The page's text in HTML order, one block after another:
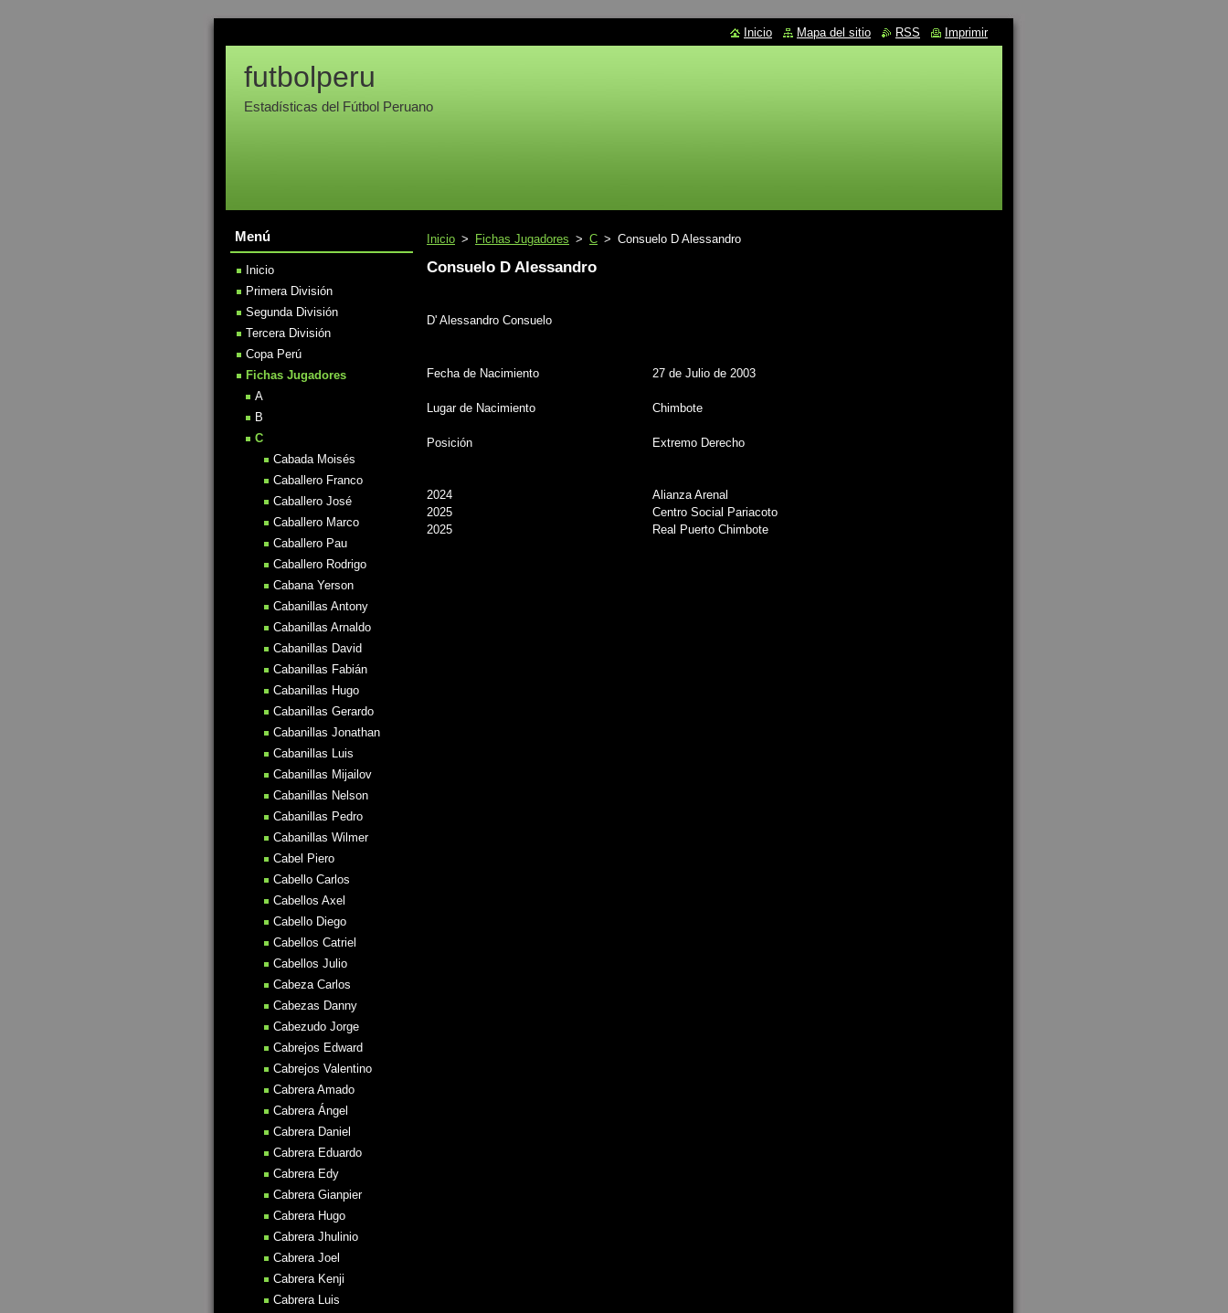
futbolperu
Estadísticas del Fútbol Peruano
Inicio > Fichas Jugadores > C > Consuelo D Alessandro
Consuelo D Alessandro
D' Alessandro Consuelo
Fecha de Nacimiento 27 de Julio de 2003
Lugar de Nacimiento Chimbote
Posición Extremo Derecho
2024
Alianza Arenal
2025
Centro Social Pariacoto
2025
Real Puerto Chimbote
Menú
Inicio
Primera División
Segunda División
Tercera División
Copa Perú
Fichas Jugadores
A
B
C
Cabada Moisés
Caballero Franco
Caballero José
Caballero Marco
Caballero Pau
Caballero Rodrigo
Cabana Yerson
Cabanillas Antony
Cabanillas Arnaldo
Cabanillas David
Cabanillas Fabián
Cabanillas Hugo
Cabanillas Gerardo
Cabanillas Jonathan
Cabanillas Luis
Cabanillas Mijailov
Cabanillas Nelson
Cabanillas Pedro
Cabanillas Wilmer
Cabel Piero
Cabello Carlos
Cabellos Axel
Cabello Diego
Cabellos Catriel
Cabellos Julio
Cabeza Carlos
Cabezas Danny
Cabezudo Jorge
Cabrejos Edward
Cabrejos Valentino
Cabrera Amado
Cabrera Ángel
Cabrera Daniel
Cabrera Eduardo
Cabrera Edy
Cabrera Gianpier
Cabrera Hugo
Cabrera Jhulinio
Cabrera Joel
Cabrera Kenji
Cabrera Luis
Inicio Mapa del sitio RSS Imprimir